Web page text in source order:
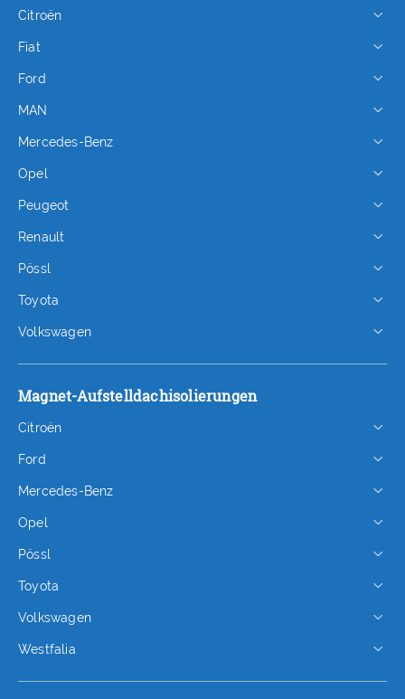
Citroën
Fiat
Ford
MAN
Mercedes-Benz
Opel
Peugeot
Renault
Pössl
Toyota
Volkswagen
Magnet-Aufstelldachisolierungen
Citroën
Ford
Mercedes-Benz
Opel
Pössl
Toyota
Volkswagen
Westfalia